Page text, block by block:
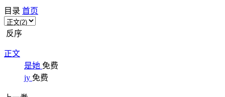
目录 首页
反序
正文
是她 免费
jy 免费